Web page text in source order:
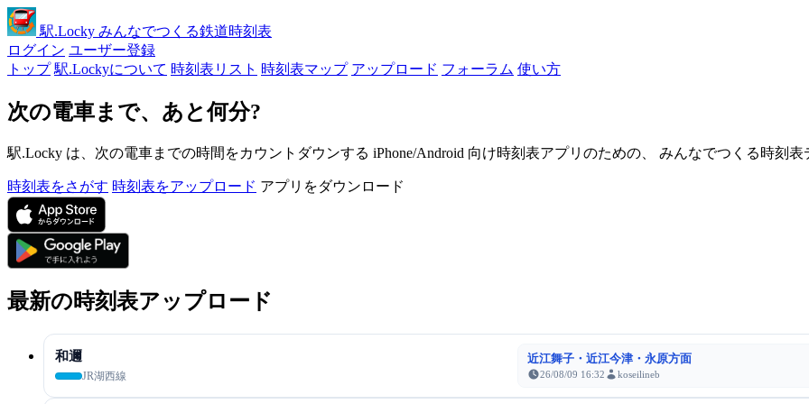
駅.Locky みんなでつくる鉄道時刻表
ログイン ユーザー登録
トップ 駅.Lockyについて 時刻表リスト 時刻表マップ アップロード フォーラム 使い方
次の電車まで、あと何分?
駅.Locky は、次の電車までの時間をカウントダウンする iPhone/Android 向け時刻表アプリのための、 みんなでつくる時刻表
時刻表をさがす 時刻表をアップロード アプリをダウンロード
最新の時刻表アップロード
和邇
JR湖西線
近江舞子・近江今津・永原方面
26/08/09 16:32 koseilineb